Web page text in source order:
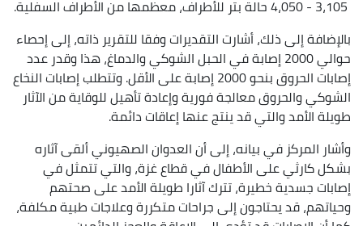
بالإضافة إلى ذلك، أشارت التقديرات وفقا للتقرير ذاته، إلى إحصاء
حوالي 2000 إصابة في الحبل الشوكي والدماغ، هذا وقدر عدد
إصابات الحروق بنحو 2000 إصابة على الأقل. وتتطلب إصابات النخاع
الشوكي والحروق معالجة فورية وإعادة تأهيل للوقاية من الآثار
طويلة الأمد والتي قد ينتج عنها إعاقات دائمة.
وأشار المركز في بيانه، إلى أن العدوان الصهيوني ألقى آثاره
بشكل كارثي على الأطفال في قطاع غزة، والتي تتمثل في
إصابات جسدية خطيرة، تترك آثارا طويلة الأمد على صحتهم
وحياتهم، قد يحتاجون إلى جراحات متكررة وعلاجات طبية مكلفة،